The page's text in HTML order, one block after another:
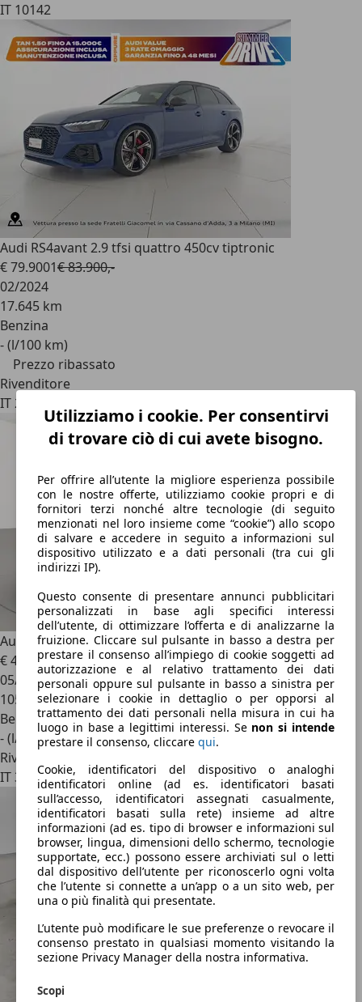
Utilizziamo i cookie. Per consentirvi
di trovare ciò di cui avete bisogno.
Per offrire all’utente la migliore esperienza possibile
con le nostre offerte, utilizziamo cookie propri e di
fornitori terzi nonché altre tecnologie (di seguito
menzionati nel loro insieme come “cookie”) allo scopo
di salvare e accedere in seguito a informazioni sul
dispositivo utilizzato e a dati personali (tra cui gli
indirizzi IP).
Questo consente di presentare annunci pubblicitari
personalizzati in base agli specifici interessi
dell’utente, di ottimizzare l’offerta e di analizzarne la
fruizione. Cliccare sul pulsante in basso a destra per
prestare il consenso all’impiego di cookie soggetti ad
autorizzazione e al relativo trattamento dei dati
personali oppure sul pulsante in basso a sinistra per
selezionare i cookie in dettaglio o per opporsi al
trattamento dei dati personali nella misura in cui ha
luogo in base a legittimi interessi. Se non si intende
prestare il consenso, cliccare qui.
Cookie, identificatori del dispositivo o analoghi
identificatori online (ad es. identificatori basati
sull’accesso, identificatori assegnati casualmente,
identificatori basati sulla rete) insieme ad altre
informazioni (ad es. tipo di browser e informazioni sul
browser, lingua, dimensioni dello schermo, tecnologie
supportate, ecc.) possono essere archiviati sul o letti
dal dispositivo dell’utente per riconoscerlo ogni volta
che l’utente si connette a un’app o a un sito web, per
una o più finalità qui presentate.
L’utente può modificare le sue preferenze o revocare il
consenso prestato in qualsiasi momento visitando la
sezione Privacy Manager della nostra informativa.
Scopi
IT 10142
Audi RS4avant 2.9 tfsi quattro 450cv tiptronic
€ 79.9001€ 83.900,-
02/2024
17.645 km
Benzina
- (l/100 km)
Prezzo ribassato
Rivenditore
IT 20139
Audi RS4avant 2.9 tfsi quattro 450cv tiptronic
€ 48.900
05/2020
105.936 km
Benzina
- (l/100 km)
Rivenditore
IT 39100